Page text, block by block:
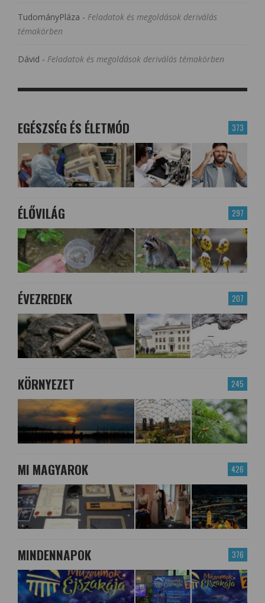
TudományPláza - Feladatok és megoldások deriválás
témakörben
Dávid - Feladatok és megoldások deriválás témakörben
373
EGÉSZSÉG ÉS ÉLETMÓD
297
ÉLŐVILÁG
207
ÉVEZREDEK
245
KÖRNYEZET
426
MI MAGYAROK
376
MINDENNAPOK